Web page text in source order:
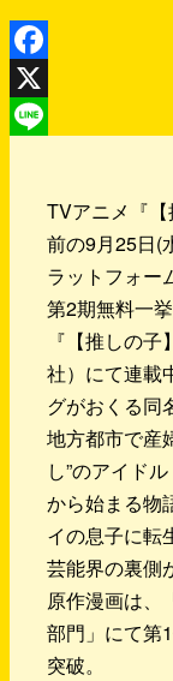
Facebook
X
TVアニメ『
前の9月25日(
ラットフォー
第2期無料一
『【推しの
社）にて連載
グがおくる同
地方都市で産
し”のアイド
から始まる物
イの息子に転
芸能界の裏側
原作漫画は、
部門」にて第
突破。